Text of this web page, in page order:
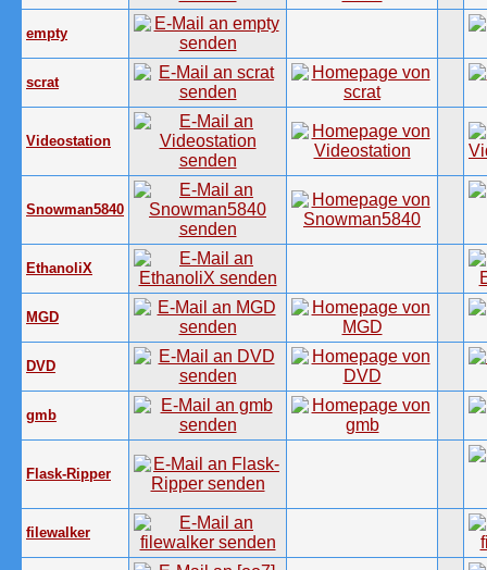
empty
scrat
Videostation
Snowman5840
EthanoliX
MGD
DVD
gmb
Flask-Ripper
filewalker